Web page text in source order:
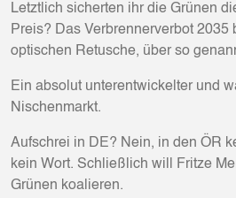
Letztlich sicherten ihr die Grünen
Preis? Das Verbrennerverbot 2035
optischen Retusche, über so
Ein absolut unterentwickelter und
Nischenmarkt.
Aufschrei in DE? Nein, in den ÖR
kein Wort. Schließlich will Fritze
Grünen koalieren.